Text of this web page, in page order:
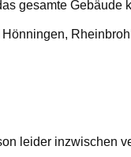
gesamte Gebäude
leider inzwischen